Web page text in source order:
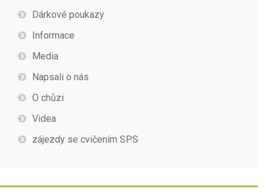
Dárkové poukazy
Informace
Media
Napsali o nás
O chůzi
Videa
zájezdy se cvičením SPS